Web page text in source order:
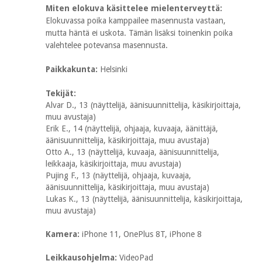
Miten elokuva käsittelee mielenterveyttä:
Elokuvassa poika kamppailee masennusta vastaan,
mutta häntä ei uskota. Tämän lisäksi toinenkin poika
valehtelee potevansa masennusta.
Paikkakunta: Helsinki
Tekijät:
Alvar D., 13 (näyttelijä, äänisuunnittelija, käsikirjoittaja,
muu avustaja)
Erik E., 14 (näyttelijä, ohjaaja, kuvaaja, äänittäjä,
äänisuunnittelija, käsikirjoittaja, muu avustaja)
Otto A., 13 (näyttelijä, kuvaaja, äänisuunnittelija,
leikkaaja, käsikirjoittaja, muu avustaja)
Pujing F., 13 (näyttelijä, ohjaaja, kuvaaja,
äänisuunnittelija, käsikirjoittaja, muu avustaja)
Lukas K., 13 (näyttelijä, äänisuunnittelija, käsikirjoittaja,
muu avustaja)
Kamera: iPhone 11, OnePlus 8T, iPhone 8
Leikkausohjelma: VideoPad